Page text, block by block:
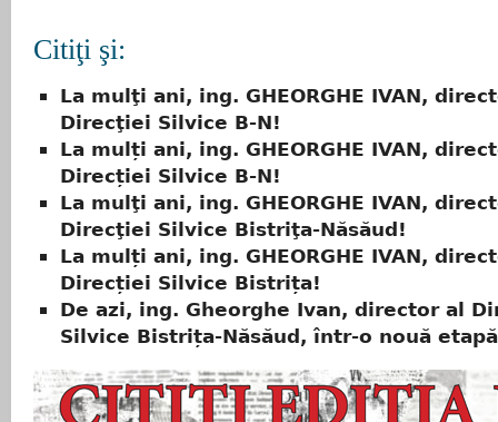
Citiţi şi:
La mulţi ani, ing. GHEORGHE IVAN,
Direcţiei Silvice B-N!
La mulți ani, ing. GHEORGHE IVAN,
Direcției Silvice B-N!
La mulţi ani, ing. GHEORGHE IVAN,
Direcţiei Silvice Bistriţa-Năsăud!
La mulți ani, ing. GHEORGHE IVAN,
Direcției Silvice Bistrița!
De azi, ing. Gheorghe Ivan, director al
Silvice Bistrița-Năsăud, într-o nouă